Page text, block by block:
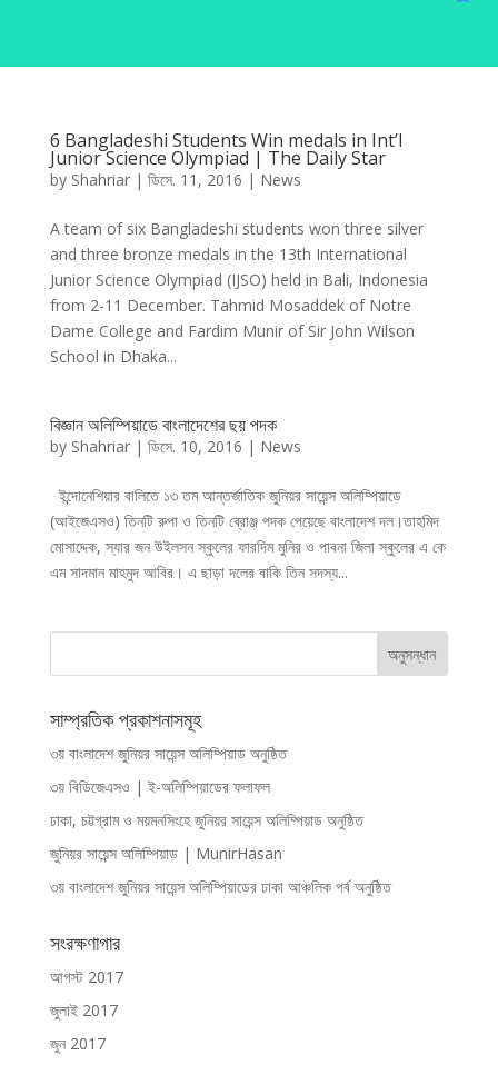
6 Bangladeshi Students Win medals in Int’l
Junior Science Olympiad | The Daily Star
by Shahriar| ডিসে. 11, 2016 | News
A team of six Bangladeshi students won three silver
and three bronze medals in the 13th International
Junior Science Olympiad (IJSO) held in Bali, Indonesia
from 2-11 December. Tahmid Mosaddek of Notre
Dame College and Fardim Munir of Sir John Wilson
School in Dhaka...
বিজ্ঞান অলিম্পিয়াডে বাংলাদেশের ছয় পদক
by Shahriar| ডিসে. 10, 2016 | News
ইন্দোনেশিয়ার বালিতে ১৩ তম আন্তর্জাতিক জুনিয়র সায়েন্স অলিম্পিয়াডে
(আইজেএসও) তিনটি রুপা ও তিনটি ব্রোঞ্জ পদক পেয়েছে বাংলাদেশ দল।তাহমিদ
মোসাদ্দেক, স্যার জন উইলসন স্কুলের ফারদিম মুনির ও পাবনা জিলা স্কুলের এ কে
এম সাদমান মাহমুদ আবির। এ ছাড়া দলের বাকি তিন সদস্য...
সাম্প্রতিক প্রকাশনাসমূহ
৩য় বাংলাদেশ জুনিয়র সায়েন্স অলিম্পিয়াড অনুষ্ঠিত
৩য় বিডিজেএসও | ই-অলিম্পিয়াডের ফলাফল
ঢাকা, চট্টগ্রাম ও ময়মনসিংহে জুনিয়র সায়েন্স অলিম্পিয়াড অনুষ্ঠিত
জুনিয়র সায়েন্স অলিম্পিয়াড | MunirHasan
৩য় বাংলাদেশ জুনিয়র সায়েন্স অলিম্পিয়াডের ঢাকা আঞ্চলিক পর্ব অনুষ্ঠিত
সংরক্ষণাগার
আগস্ট 2017
জুলাই 2017
জুন 2017